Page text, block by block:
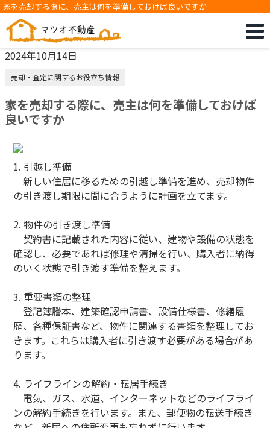
家を売却する際に、売主は何を準備しておけば良いですか
2024年10月14日
売却・査定に関するお役立ち情報
家を売却する際に、売主は何を準備しておけば
良いですか
1. 引越し準備
新しい住居に移るための引越し準備を進め、売却物件
の引き渡し期限に間に合うように計画を立てます。
2. 物件の引き渡し準備
契約書に記載された内容に従い、建物や設備の状態を
確認し、必要であれば修理や清掃を行い、購入者に納得
のいく状態で引き渡す準備を整えます。
3. 重要書類の整理
登記簿謄本、建築確認申請書、設備仕様書、修繕履
歴、各種保証書など、物件に関連する書類を整理してお
きます。これらは購入者に引き渡す必要がある場合があ
ります。
4. ライフラインの解約・転居手続き
電気、ガス、水道、インターネットなどのライフライ
ンの解約手続きを行います。また、郵便物の転送手続き